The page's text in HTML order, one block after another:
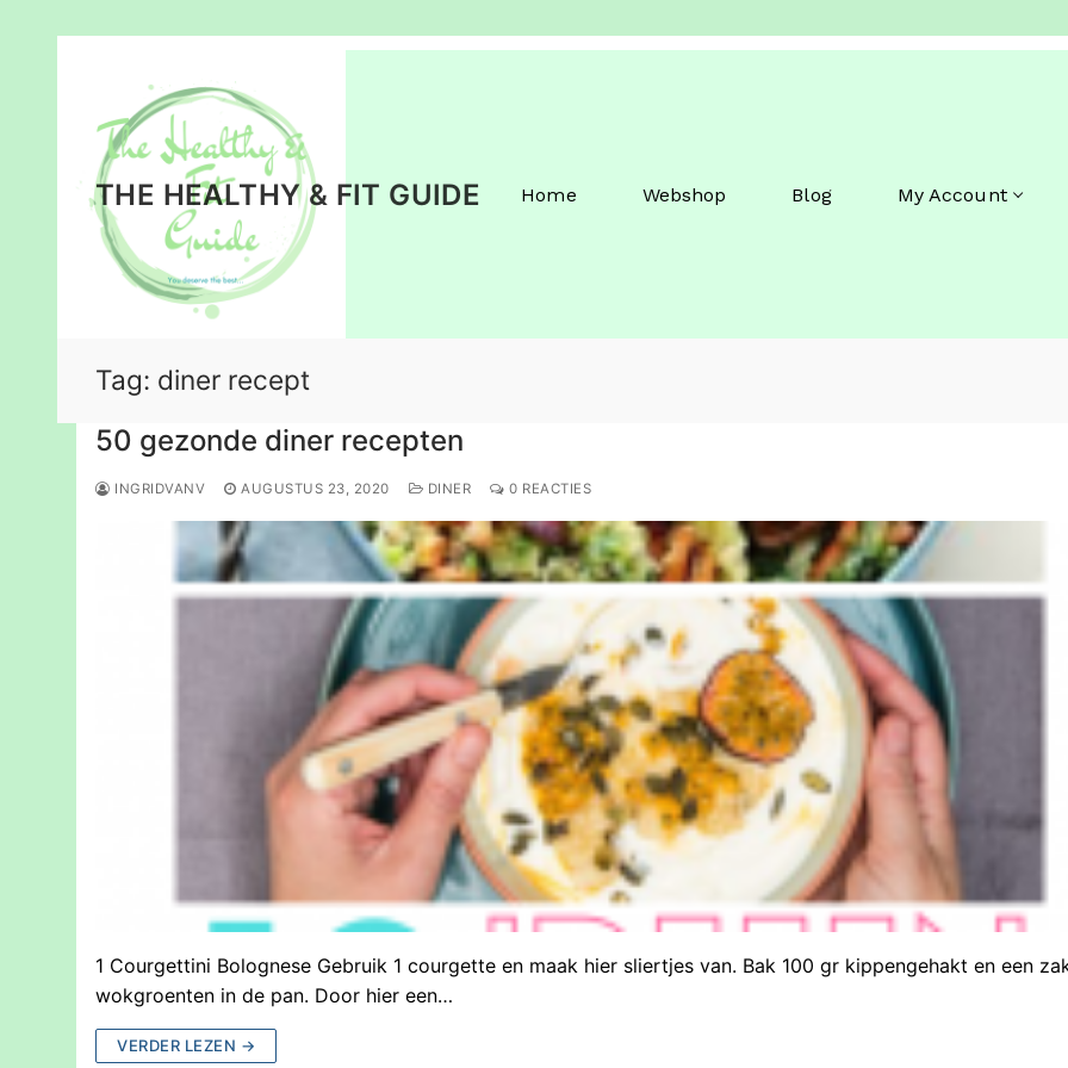
inhoud
THE HEALTHY & FIT GUIDE Home Webshop Blog My Account
Tag: diner recept
50 gezonde diner recepten
INGRIDVANV AUGUSTUS 23, 2020 DINER 0 REACTIES
1 Courgettini Bolognese Gebruik 1 courgette en maak hier sliertjes van. Bak 100 gr kippengehakt en een
wokgroenten in de pan. Door hier een…
VERDER LEZEN →